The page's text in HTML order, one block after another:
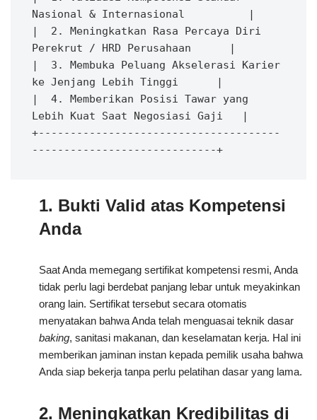
Nasional & Internasional          |
|  2. Meningkatkan Rasa Percaya Diri
Perekrut / HRD Perusahaan      |
|  3. Membuka Peluang Akselerasi Karier
ke Jenjang Lebih Tinggi      |
|  4. Memberikan Posisi Tawar yang
Lebih Kuat Saat Negosiasi Gaji   |
+--------------------------------------
1. Bukti Valid atas Kompetensi
Anda
Saat Anda memegang sertifikat kompetensi resmi, Anda
tidak perlu lagi berdebat panjang lebar untuk meyakinkan
orang lain. Sertifikat tersebut secara otomatis
menyatakan bahwa Anda telah menguasai teknik dasar
baking, sanitasi makanan, dan keselamatan kerja. Hal ini
memberikan jaminan instan kepada pemilik usaha bahwa
Anda siap bekerja tanpa perlu pelatihan dasar yang lama.
2. Meningkatkan Kredibilitas di